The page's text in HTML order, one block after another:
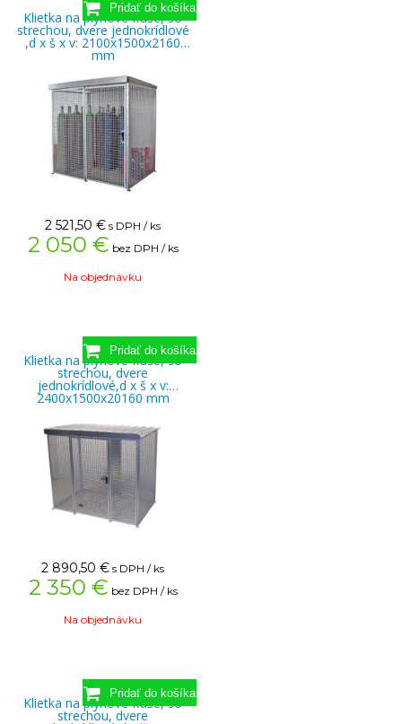
Klietka na plynové fľaše, so
strechou, dvere jednokrídlové
,d x š x v: 2100x1500x2160
mm
2 521,50 € s DPH / ks
2 050 € bez DPH / ks
Na objednávku
Klietka na plynové fľaše, so
strechou, dvere
jednokrídlové,d x š x v:
2400x1500x20160 mm
2 890,50 € s DPH / ks
2 350 € bez DPH / ks
Na objednávku
Klietka na plynové fľaše, so
strechou, dvere